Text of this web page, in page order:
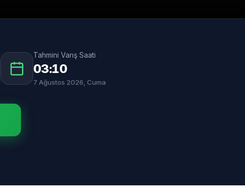
Tahmini Varış Saati
03:10
7 Ağustos 2026, Cuma